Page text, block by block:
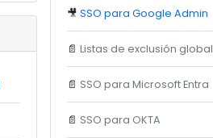
🎥SSO para Google Admin
📄Listas de exclusión global
📄 SSO para Microsoft Entra
📄 SSO para OKTA